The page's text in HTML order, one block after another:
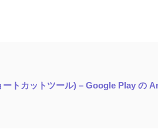
トカットツール) – Google Play の